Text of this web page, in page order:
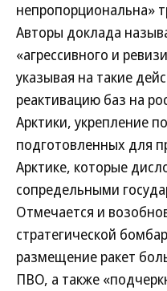
непропорциональна»
Авторы доклада
«агрессивного и
указывая на такие
реактивацию баз на
Арктики, укрепление
подготовленных для
Арктике, которые
сопредельными
Отмечается и
стратегической
размещение ракет
ПВО, а также